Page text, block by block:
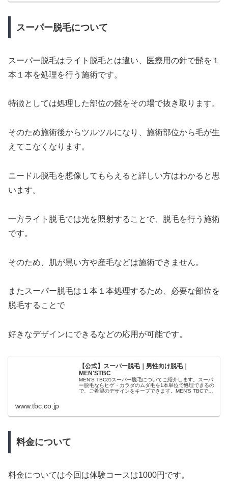
スーパー脱毛について
スーパー脱毛はライト脱毛とは違い、医療用の針で髭を１
本１本を処理を行う施術です。
特徴としては処理した部位の髭をその場で抜き取ります。
そのため施術後からツルツルになり、施術部位から毛が生
えてこなくなります。
ニードル脱毛を想像してもらえると詳しい方はわかると思
います。
一方ライト脱毛では光を照射することで、脱毛を行う施術
です。
そのため、肌が黒い方や産毛などは施術できません。
またスーパー脱毛は１本１本処理するため、必要な部位を
脱毛することで
好きなデザインにできるなどの応用が可能です。
【公式】スーパー脱毛｜男性向け脱毛｜
MEN'STBC
MEN'S TBCのスーパー脱毛についてご紹介します。スーパ
ー脱毛ならヒゲ・カラダのムダ毛を1本単位で処理できるの
で、ご希望のデザインをキープできます。MEN'S TBCで
www.tbc.co.jp
料金について
料金については今回は体験コースは1000円です。